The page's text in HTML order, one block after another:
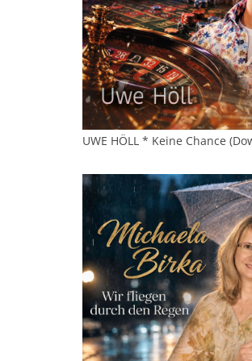
UWE HÖLL * Keine Chance